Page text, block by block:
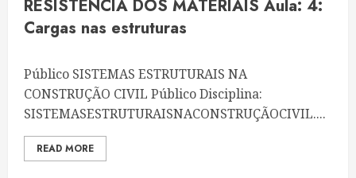
RESISTÊNCIA DOS MATERIAIS Aula: 4:
Cargas nas estruturas
Público SISTEMAS ESTRUTURAIS NA
CONSTRUÇÃO CIVIL Público Disciplina:
SISTEMASESTRUTURAISNACONSTRUÇÃOCIVIL....
READ MORE